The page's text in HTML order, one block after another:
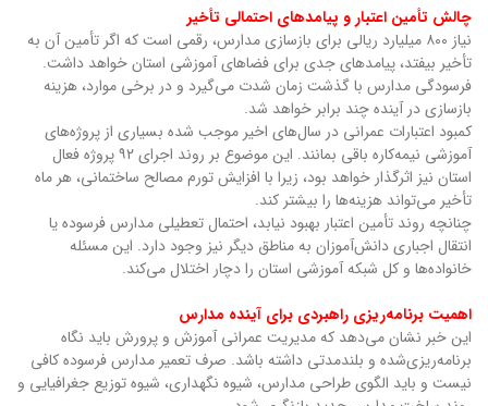
چالش تأمین اعتبار و پیامدهای احتمالی تأخیر
نیاز ۸۰۰ میلیارد ریالی برای بازسازی مدارس، رقمی است که اگر تأمین آن به
تأخیر بیفتد، پیامدهای جدی برای فضاهای آموزشی استان خواهد داشت.
فرسودگی مدارس با گذشت زمان شدت می‌گیرد و در برخی موارد، هزینه
بازسازی در آینده چند برابر خواهد شد.
کمبود اعتبارات عمرانی در سال‌های اخیر موجب شده بسیاری از پروژه‌های
آموزشی نیمه‌کاره باقی بمانند. این موضوع بر روند اجرای ۹۲ پروژه فعال
استان نیز اثرگذار خواهد بود، زیرا با افزایش تورم مصالح ساختمانی، هر ماه
تأخیر می‌تواند هزینه‌ها را بیشتر کند.
چنانچه روند تأمین اعتبار بهبود نیابد، احتمال تعطیلی مدارس فرسوده یا
انتقال اجباری دانش‌آموزان به مناطق دیگر نیز وجود دارد. این مسئله
خانواده‌ها و کل شبکه آموزشی استان را دچار اختلال می‌کند.
اهمیت برنامه‌ریزی راهبردی برای آینده مدارس
این خبر نشان می‌دهد که مدیریت عمرانی آموزش و پرورش باید نگاه
برنامه‌ریزی‌شده و بلندمدتی داشته باشد. صرف تعمیر مدارس فرسوده کافی
نیست و باید الگوی طراحی مدارس، شیوه نگهداری، شیوه توزیع جغرافیایی و